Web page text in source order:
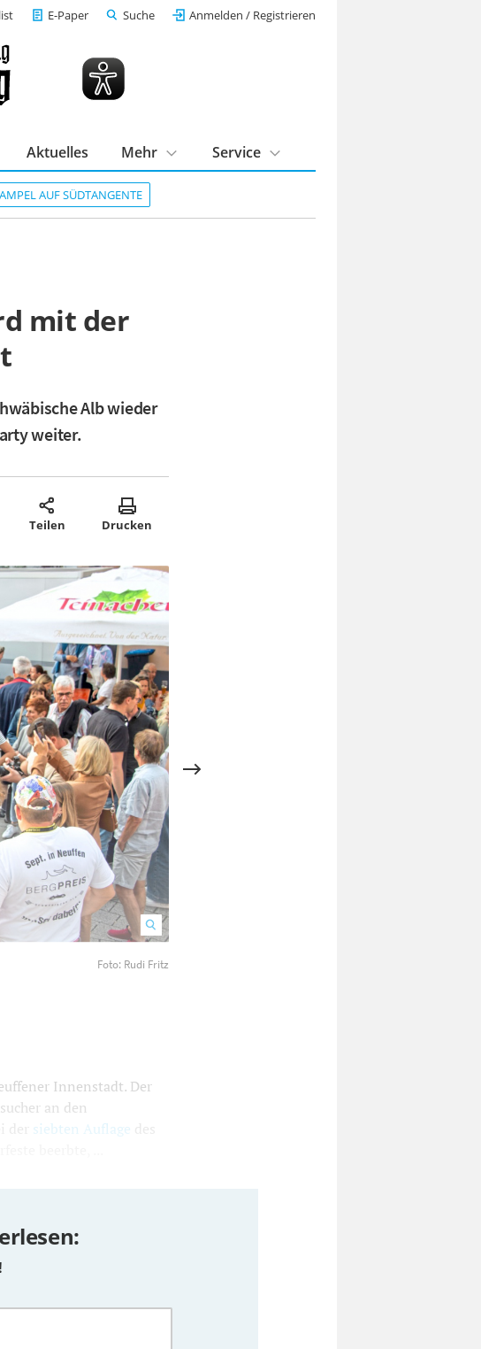
E-Paper Suche Anmelden / Registrieren
AUF SÜDTANGENTE
Aktuelles Mehr Service
mit der
Alb wieder
weiter.
Teilen Drucken
Foto: Rudi Fritz
Innenstadt. Der
an den
siebten Auflage